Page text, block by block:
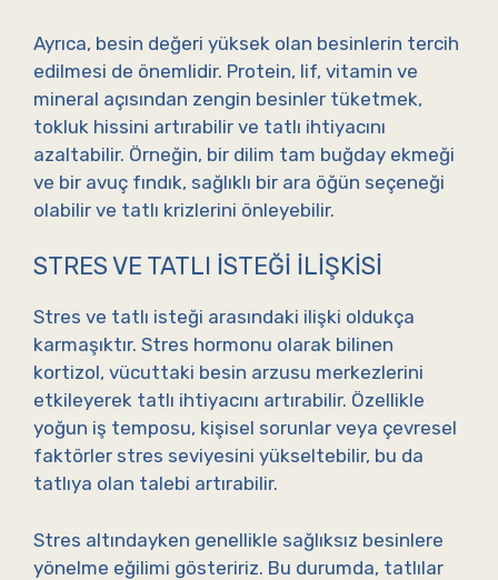
Ayrıca, besin değeri yüksek olan besinlerin tercih
edilmesi de önemlidir. Protein, lif, vitamin ve
mineral açısından zengin besinler tüketmek,
tokluk hissini artırabilir ve tatlı ihtiyacını
azaltabilir. Örneğin, bir dilim tam buğday ekmeği
ve bir avuç fındık, sağlıklı bir ara öğün seçeneği
olabilir ve tatlı krizlerini önleyebilir.
STRES VE TATLI İSTEĞI İLIŞKISI
Stres ve tatlı isteği arasındaki ilişki oldukça
karmaşıktır. Stres hormonu olarak bilinen
kortizol, vücuttaki besin arzusu merkezlerini
etkileyerek tatlı ihtiyacını artırabilir. Özellikle
yoğun iş temposu, kişisel sorunlar veya çevresel
faktörler stres seviyesini yükseltebilir, bu da
tatlıya olan talebi artırabilir.
Stres altındayken genellikle sağlıksız besinlere
yönelme eğilimi gösteririz. Bu durumda, tatlılar